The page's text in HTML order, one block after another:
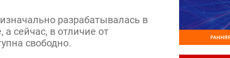
разрабатывалась в
сейчас, в отличие от
свободно.